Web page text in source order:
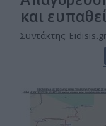
και
Συντάκτης: Eidisis.gr